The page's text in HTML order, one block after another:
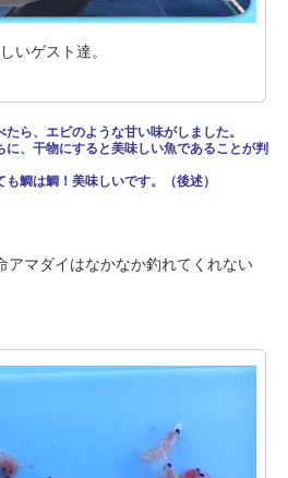
いゲスト達。
ら、エビのような甘い味がしました。
、干物にすると美味しい魚であることが判
鯛は鯛！美味しいです。（後述）
アマダイはなかなか釣れてくれない